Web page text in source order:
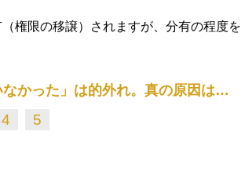
権限の移譲）されますが、分有の程度を
なかった」は的外れ。真の原因は…
4 5